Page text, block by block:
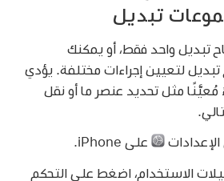
تبديل
تبديل واحد فقط، أو يمكنك
لتعيين إجراءات مختلفة. يؤدي
مُعيَّنًا مثل تحديد عنصر ما أو نقل
على iPhone.
الاستخدام، اضغط على التحكم